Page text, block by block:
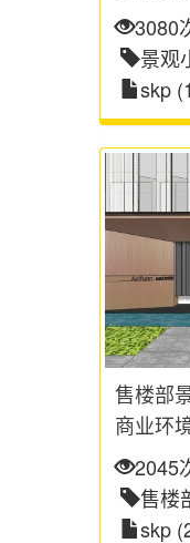
3080
景观
skp
售楼部
商业环
2045
售楼
skp